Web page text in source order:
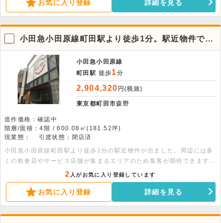
お気に入り登録 詳細を見る
小田急小田原線町田駅より徒歩1分。駅近物件で
す。
小田急小田原線
町田駅 徒歩1分
2,904,320 円(税抜)
東京都町田市森野
造作価格：確認中
階層/面積：4階 / 600.08㎡(181.52坪)
現業態：
引渡状態：閉店済
小田急小田原線町田駅より徒歩1分の駅近物件が出ました。周辺には多
くの飲食店やサービス店舗が集まるエリアのため集客が期待できます。
まずはお気軽にお問い合わせください。
2 人がお気に入り登録しています
お気に入り登録 詳細を見る